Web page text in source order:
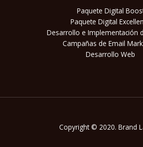
Paquete Digital
Paquete Digital
Desarrollo e Implementación
Campañas de Email
Desarrollo Web
Copyright © 2020. Brand